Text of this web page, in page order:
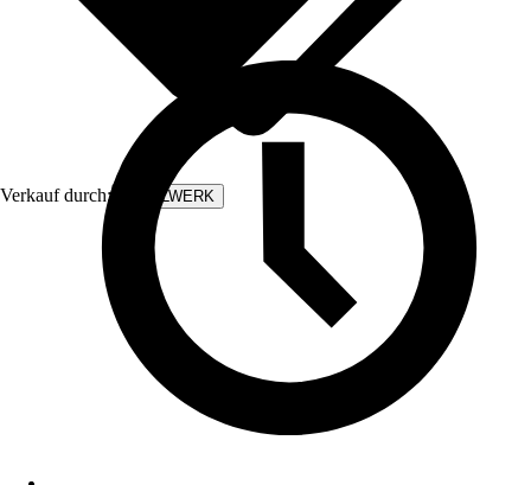
Verkauf durch: STAHLWERK